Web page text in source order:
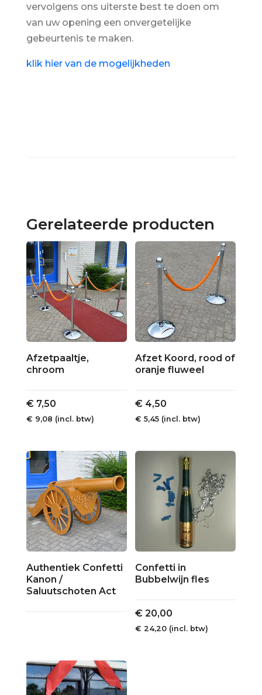
vervolgens ons uiterste best te doen om
van uw opening een onvergetelijke
gebeurtenis te maken.
klik hier van de mogelijkheden
Gerelateerde producten
Afzetpaaltje,
chroom
€7,50
€ 9,08 (incl. btw)
Afzet Koord, rood of
oranje fluweel
€ 4,50
€ 5,45 (incl. btw)
Authentiek Confetti
Kanon /
Saluutschoten Act
Confetti in
Bubbelwijn fles
€ 20,00
€ 24,20 (incl. btw)